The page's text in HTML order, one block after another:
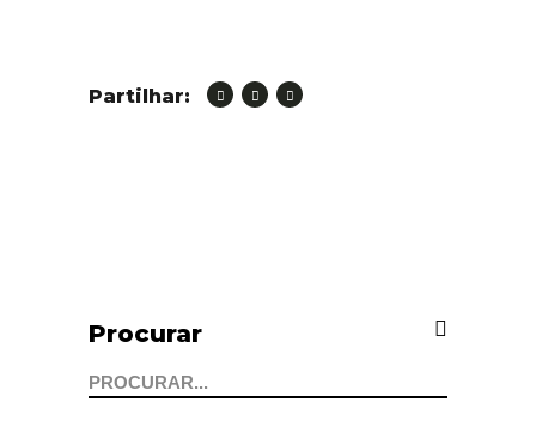
Partilhar:
Procurar
Search